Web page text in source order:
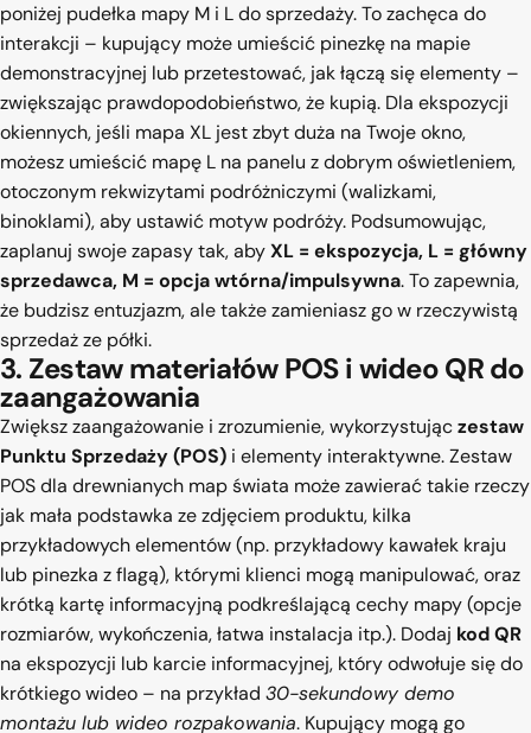
poniżej pudełka mapy M i L do sprzedaży. To zachęca do
interakcji – kupujący może umieścić pinezkę na mapie
demonstracyjnej lub przetestować, jak łączą się elementy –
zwiększając prawdopodobieństwo, że kupią. Dla ekspozycji
okiennych, jeśli mapa XL jest zbyt duża na Twoje okno,
możesz umieścić mapę L na panelu z dobrym oświetleniem,
otoczonym rekwizytami podróżniczymi (walizkami,
binoklami), aby ustawić motyw podróży. Podsumowując,
zaplanuj swoje zapasy tak, abyXL = ekspozycja, L = główny
sprzedawca, M = opcja wtórna/impulsywna. To zapewnia,
że budzisz entuzjazm, ale także zamieniasz go w rzeczywistą
sprzedaż ze półki.
3. Zestaw materiałów POS i wideo QR do
zaangażowania
Zwiększ zaangażowanie i zrozumienie, wykorzystujączestaw
Punktu Sprzedaży (POS) i elementy interaktywne. Zestaw
POS dla drewnianych map świata może zawierać takie rzeczy
jak mała podstawka ze zdjęciem produktu, kilka
przykładowych elementów (np. przykładowy kawałek kraju
lub pinezka z flagą), którymi klienci mogą manipulować, oraz
krótką kartę informacyjną podkreślającą cechy mapy (opcje
rozmiarów, wykończenia, łatwa instalacja itp.). Dodaj kod QR
na ekspozycji lub karcie informacyjnej, który odwołuje się do
krótkiego wideo – na przykład 30-sekundowy demo
montażu lub wideo rozpakowania. Kupujący mogą go